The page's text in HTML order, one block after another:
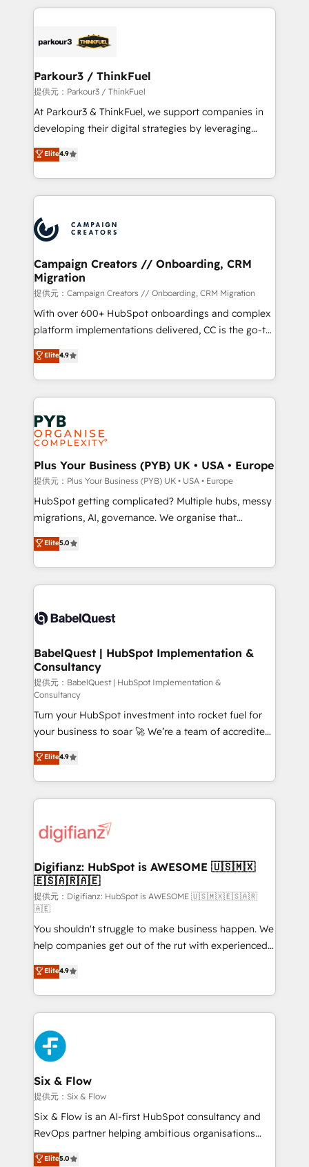
embark on a transformational journey that sets your
business up for long-term success. Unlock your
pourquoi, nos experts sont à la fois capables de
référencement, votre stratégie digitale et le pilotage
projet HubSpot avec DIGITALISIM : 🧽 Nettoyage,
migration et intégration des bases de données. 🚀
Développement des interfaces avec vos logiciels
métiers ⚙️ Configuration de la plateforme HubSpot
Book Process & Guidelines utilisateurs 🎓
Formations des utilisateurs
Parkour3 / ThinkFuel
提供元：Parkour3 / ThinkFuel
At Parkour3 & ThinkFuel, we support companies in
developing their digital strategies by leveraging
technologies and automating their marketing and
sales processes to generate growth. Our offer spans
from Strategy to Operations. We specialize in CRM
onboarding and implementation, web design, sales
extensive experience working with tech companies
and manufacturers since 2002, we are committed to
empowering our clients and developing their
autonomy. Get to grips with HubSpot through
guided implementation and seamless integration of
the CRM platform into your digital ecosystem. Would
you like support in deploying your inbound
to your needs and sales objectives. With 125+
certifications, we are part of the most certified
services are offered in both English & French.
Elite4.9
Campaign Creators // Onboarding, CRM
Migration
提供元：Campaign Creators // Onboarding, CRM Migration
With over 600+ HubSpot onboardings and complex
platform implementations delivered, CC is the go-to
Elite Solutions Partner for businesses ready to
migrate, replatform, and scale smarter. We specialize
in high-impact CRM and CMS migrations and
onboarding from platforms like Salesforce, NetSuite,
Zoho, Pardot, Marketo, Microsoft Dynamics, Wix,
WordPress and legacy CRMs, turning fragmented
systems into unified, growth-ready HubSpot
architectures that accelerate revenue operations and
performance. - Multi-object CRM migration, cleanup,
and implementation. - Pre-built and custom
integrations across your full tech stack. - Custom
- Dashboards, lifecycle campaigns, and lead
nurturing sequences. - Cross-hub setup across
scalable retainers. Let’s make HubSpot your most
powerful growth engine. Built to convert, scale, and
Elite4.9
Plus Your Business (PYB) UK • USA • Europe
提供元：Plus Your Business (PYB) UK • USA • Europe
HubSpot getting complicated? Multiple hubs, messy
migrations, AI, governance. We organise that
complexity, so your team can put HubSpot to work...
Welcome to our Profile! We help with: • CRM
implementation, reports, workflows, and team
training • CRM migration from Salesforce, Pipedrive,
custom API integrations with ERP (and other
operations A little about us: • Boutique 'Elite' team of
12 • 150+ clients across Sales Hub, Marketing Hub,
Service Hub, Data Hub and CMS • ISO/IEC
27001:2022, ISO 9001:2015, and ISO 42001:2023
certified - the AI management standard • GuardHub:
our AI governance framework, built on ISO 42001
Ready for the next step? Click the 👈 '𝗖𝗼𝗻𝘁𝗮𝗰𝘁
𝗯𝘂𝘀𝗶𝗻𝗲𝘀𝘀' button to get in touch (𝘸𝘦'𝘳𝘦 𝘴𝘶𝘱𝘦𝘳
𝘳𝘦𝘴𝘱𝘰𝘯𝘴𝘪𝘷𝘦)
Elite5.0
BabelQuest | HubSpot Implementation &
Consultancy
提供元：BabelQuest | HubSpot Implementation &
Consultancy
Turn your HubSpot investment into rocket fuel for
your business to soar 🚀 We’re a team of accredited
HubSpot experts ready to help you. We can
implement the platform into complex business
environments, optimise what you've got and make
sure you can actually use it, build your website in
for you and execute it on HubSpot. We are on the
framework, meaning we've been accredited by
HubSpot and vetted by the CCS, which means we
can support public sector companies as well the
other ones listed in our profile. Our services: -
HubSpot implementation - HubSpot CMS website
build We can do lots of things. But everything we do
is there for you to: - Grow revenue, and run your
business more efficiently - Build stronger
relationships with customers - Make better
decisions with data - Find a new voice and reach
more people - Get the most out of your HubSpot
investment
Elite4.9
Digifianz: HubSpot is AWESOME 🇺🇸🇲🇽
🇪🇸🇦🇷🇦🇪
提供元：Digifianz: HubSpot is AWESOME 🇺🇸🇲🇽🇪🇸🇦🇷
🇦🇪
You shouldn't struggle to make business happen. We
help companies get out of the rut with experienced,
process-oriented teams implementing HubSpot
Marketing, Sales, Service, CMS and Operations Hub,
so selling and actually engaging with your customers
feels easy and pain-free. We are a top ranked
HubSpot Elite Partner, winner of Rookie of the Year
and Customer First Awards, 4.9/5 rating in HubSpot
Reviews and 4.9/5 rating in Clutch Reviews. Digifianz
helps the following industries: logistics & 3PL, home
improvement & construction, branding and
commercialization, real estate, health, education,
SaaS, Software Dev & IT and consulting, make the
the United States, EU, UAE, Mexico and Latin
Elite4.9
Six & Flow
提供元：Six & Flow
Six & Flow is an AI-first HubSpot consultancy and
RevOps partner helping ambitious organisations
grow with clarity, confidence, and intelligence.
Elite5.0